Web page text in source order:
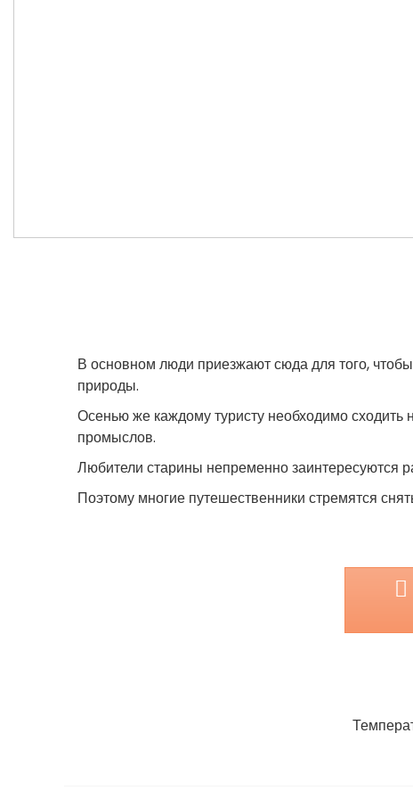
В основном люди приезжают сюда для того,
природы.
Осенью же каждому туристу необходимо сходить
промыслов.
Любители старины непременно заинтересуются
Поэтому многие путешественники стремятся